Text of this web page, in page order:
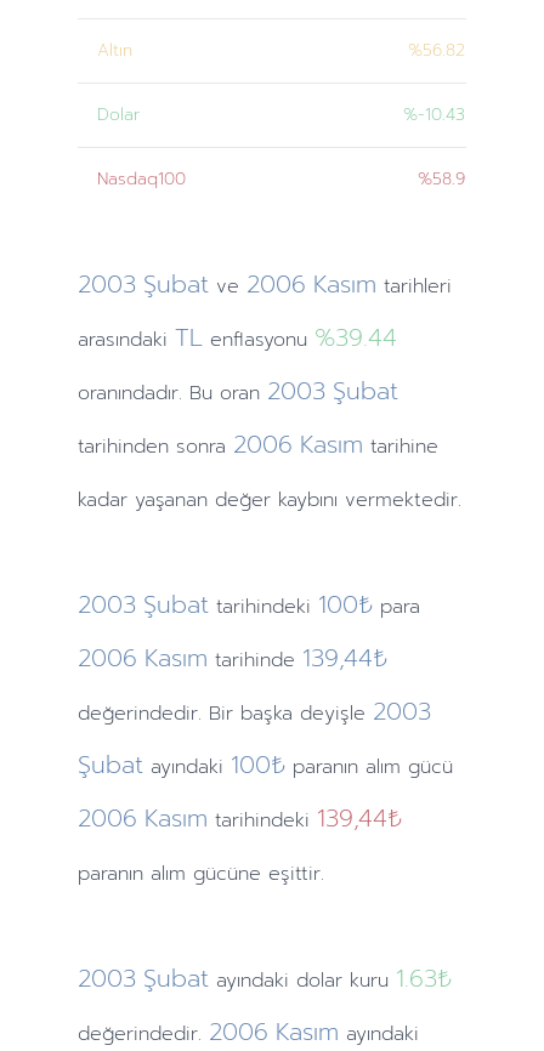
Altın %56.82
Dolar %-10.43
Nasdaq100 %58.9
2003 Şubat ve 2006 Kasım tarihleri
arasındaki TLenflasyonu %39.44
oranındadır. Bu oran 2003 Şubat
tarihindensonra 2006 Kasım tarihine
kadar yaşanan değer kaybını vermektedir.
2003 Şubat tarihindeki 100₺ para
2006 Kasım tarihinde 139,44₺
değerindedir. Bir başka deyişle 2003
Şubat ayındaki 100₺ paranın alım gücü
2006 Kasım tarihindeki 139,44₺
paranın alım gücüne eşittir.
2003 Şubat ayındaki dolar kuru 1.63₺
değerindedir. 2006 Kasım ayındaki